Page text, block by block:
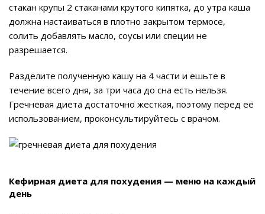
стакан крупы 2 стаканами крутого кипятка, до утра каша
должна настаиваться в плотно закрытом термосе,
солить добавлять масло, соусы или специи не
разрешается.
Разделите полученную кашу на 4 части и ешьте в
течение всего дня, за три часа до сна есть нельзя.
Гречневая диета достаточно жесткая, поэтому перед её
использованием, проконсультируйтесь с врачом.
Кефирная диета для похудения — меню на каждый
день